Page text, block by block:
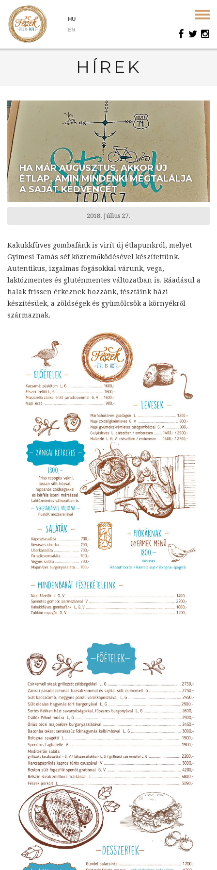
HU
EN
HÍREK
HA MÁR AUGUSZTUS, AKKOR ÚJ
ÉTLAP, AMIN MINDENKI MEGTALÁLJA
A SAJÁT KEDVENCÉT
2018. Július 27.
Kakukkfüves gombafánk is virít új étlapunkról, melyet
Gyimesi Tamás séf közreműködésével készítettünk.
Autentikus, izgalmas fogásokkal várunk, vega,
laktózmentes és gluténmentes változatban is. Ráadásul a
halak frissen érkeznek hozzánk, tésztáink házi
készítésüek, a zöldségek és gyümölcsök a környékről
származnak.